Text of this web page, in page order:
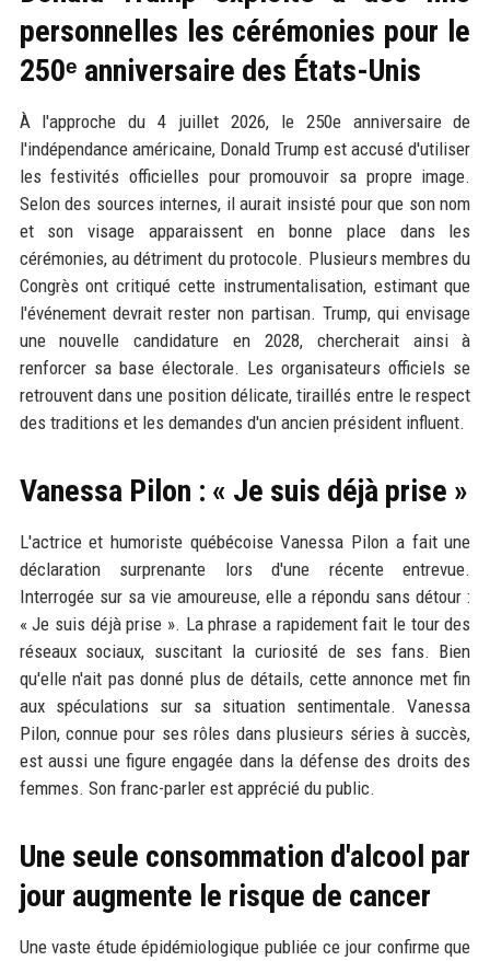
personnelles les cérémonies pour le
250ᵉ anniversaire des États-Unis
À l'approche du 4 juillet 2026, le 250e anniversaire de
l'indépendance américaine, Donald Trump est accusé d'utiliser
les festivités officielles pour promouvoir sa propre image.
Selon des sources internes, il aurait insisté pour que son nom
et son visage apparaissent en bonne place dans les
cérémonies, au détriment du protocole. Plusieurs membres du
Congrès ont critiqué cette instrumentalisation, estimant que
l'événement devrait rester non partisan. Trump, qui envisage
une nouvelle candidature en 2028, chercherait ainsi à
renforcer sa base électorale. Les organisateurs officiels se
retrouvent dans une position délicate, tiraillés entre le respect
des traditions et les demandes d'un ancien président influent.
Vanessa Pilon : « Je suis déjà prise »
L'actrice et humoriste québécoise Vanessa Pilon a fait une
déclaration surprenante lors d'une récente entrevue.
Interrogée sur sa vie amoureuse, elle a répondu sans détour :
« Je suis déjà prise ». La phrase a rapidement fait le tour des
réseaux sociaux, suscitant la curiosité de ses fans. Bien
qu'elle n'ait pas donné plus de détails, cette annonce met fin
aux spéculations sur sa situation sentimentale. Vanessa
Pilon, connue pour ses rôles dans plusieurs séries à succès,
est aussi une figure engagée dans la défense des droits des
femmes. Son franc-parler est apprécié du public.
Une seule consommation d'alcool par
jour augmente le risque de cancer
Une vaste étude épidémiologique publiée ce jour confirme que